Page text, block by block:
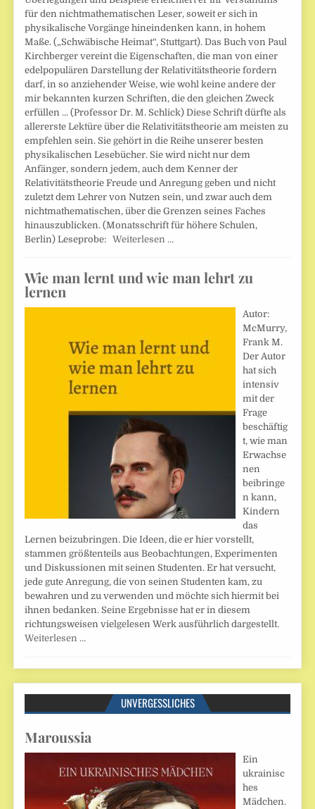
für den nichtmathematischen Leser, soweit er sich in
physikalische Vorgänge hineindenken kann, in hohem
Maße. („Schwäbische Heimat“, Stuttgart). Das Buch von Paul
Kirchberger vereint die Eigenschaften, die man von einer
edelpopulären Darstellung der Relativitätstheorie fordern
darf, in so anziehender Weise, wie wohl keine andere der
mir bekannten kurzen Schriften, die den gleichen Zweck
erfüllen ... (Professor Dr. M. Schlick) Diese Schrift dürfte als
allererste Lektüre über die Relativitätstheorie am meisten zu
empfehlen sein. Sie gehört in die Reihe unserer besten
physikalischen Lesebücher. Sie wird nicht nur dem
Anfänger, sondern jedem, auch dem Kenner der
Relativitätstheorie Freude und Anregung geben und nicht
zuletzt dem Lehrer von Nutzen sein, und zwar auch dem
nichtmathematischen, über die Grenzen seines Faches
hinauszublicken. (Monatsschrift für höhere Schulen,
Berlin) Leseprobe:Weiterlesen …
Wie man lernt und wie man lehrt zu
lernen
Autor:
McMurry,
Frank M.
Der Autor
hat sich
intensiv
mit der
Frage
beschäftig
t, wie man
Erwachse
nen
beibringe
n kann,
Kindern
das
Lernen beizubringen. Die Ideen, die er hier vorstellt,
stammen größtenteils aus Beobachtungen, Experimenten
und Diskussionen mit seinen Studenten. Er hat versucht,
jede gute Anregung, die von seinen Studenten kam, zu
bewahren und zu verwenden und möchte sich hiermit bei
ihnen bedanken. Seine Ergebnisse hat er in diesem
richtungsweisen vielgelesen Werk ausführlich dargestellt.
Weiterlesen …
UNVERGESSLICHES
Maroussia
Ein
ukrainisc
hes
Mädchen.